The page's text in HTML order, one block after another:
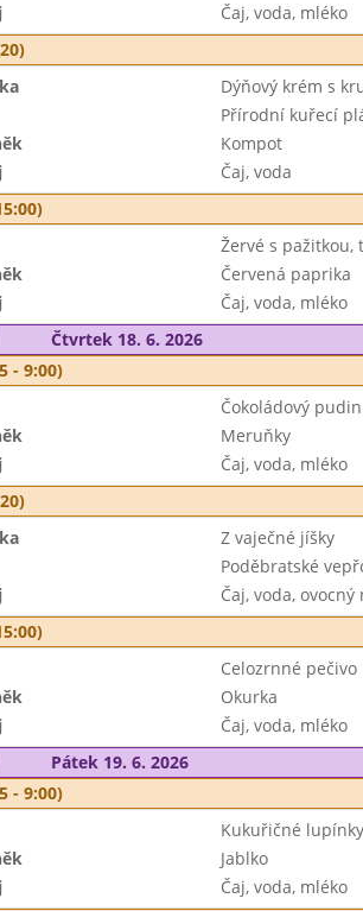
Čaj, voda, mléko
Dýňový krém s
Přírodní kuřecí
Kompot
Čaj, voda
Žervé s pažitkou,
Červená paprika
Čaj, voda, mléko
Čtvrtek 18. 6. 2026
- 9:00)
Čokoládový
Meruňky
Čaj, voda, mléko
Z vaječné jíšky
Poděbratské
Čaj, voda, ovocný
Celozrnné pečivo
Okurka
Čaj, voda, mléko
Pátek 19. 6. 2026
- 9:00)
Kukuřičné
Jablko
Čaj, voda, mléko